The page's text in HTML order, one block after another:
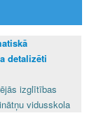
detalizēti
izglītības
vidusskola